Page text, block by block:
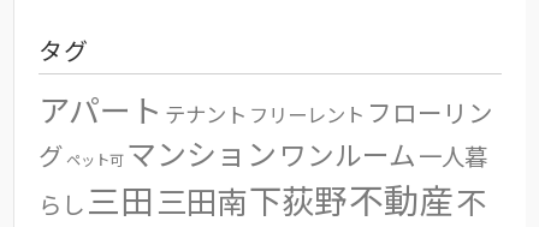
タグ
アパート テナント フリーレント フローリン
グ ペット可 マンション ワンルーム 一人暮
らし 三田 三田南下荻野不動産不